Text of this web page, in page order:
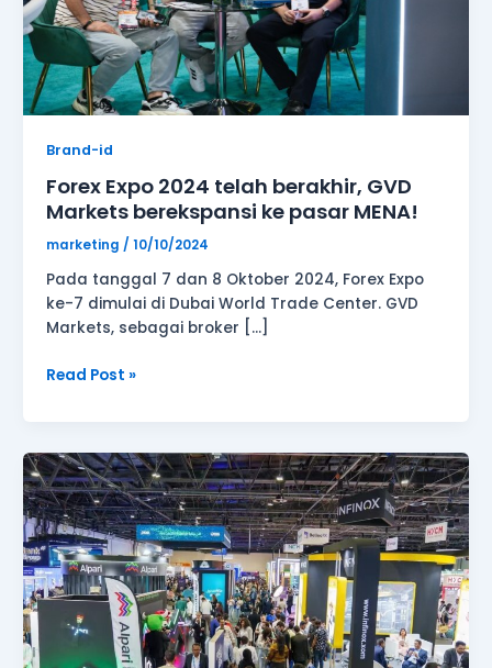
Brand-id
Forex Expo 2024 telah berakhir, GVD
Markets berekspansi ke pasar MENA!
marketing / 10/10/2024
Pada tanggal 7 dan 8 Oktober 2024, Forex Expo
ke-7 dimulai di Dubai World Trade Center. GVD
Markets, sebagai broker […]
Markets
berekspansi
ke
pasar
MENA!
Read Post »
Pembaruan
merek,
bergandengan
tangan,
GVD
Markets
memulai
debutnya
di